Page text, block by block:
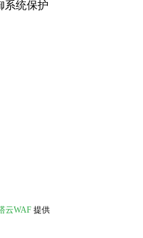
系统保护
云WAF 提供